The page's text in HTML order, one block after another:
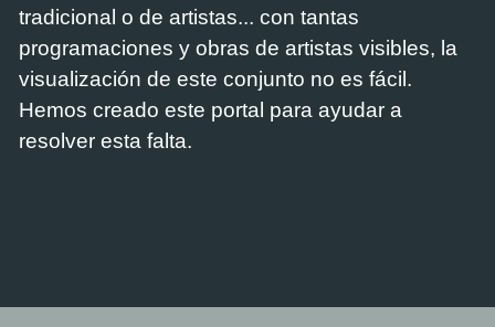
tradicional o de artistas... con tantas
programaciones y obras de artistas visibles, la
visualización de este conjunto no es fácil.
Hemos creado este portal para ayudar a
resolver esta falta.